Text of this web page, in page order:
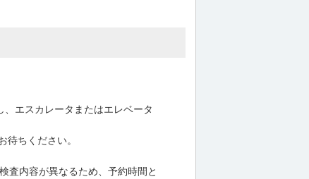
エスカレータまたはエレベータ
ちください。
査内容が異なるため、予約時間と